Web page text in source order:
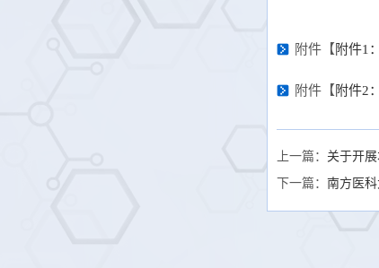
附件【 附件1
附件【 附件2
上一篇： 关于开
下一篇： 南方医